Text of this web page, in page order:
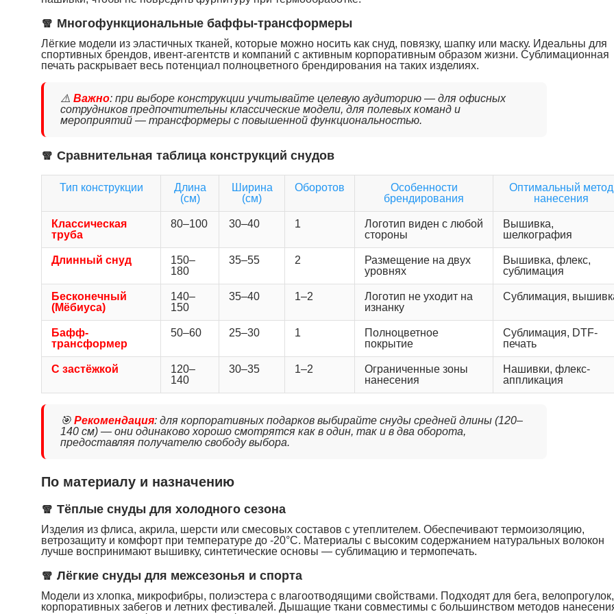
🧣 Многофункциональные баффы-трансформеры
Лёгкие модели из эластичных тканей, которые можно носить как снуд, повязку, шапку или маску. Идеальны для
спортивных брендов, ивент-агентств и компаний с активным корпоративным образом жизни. Сублимационная
печать раскрывает весь потенциал полноцветного брендирования на таких изделиях.
⚠️ Важно: при выборе конструкции учитывайте целевую аудиторию — для офисных
сотрудников предпочтительны классические модели, для полевых команд и
мероприятий — трансформеры с повышенной функциональностью.
🧣 Сравнительная таблица конструкций снудов
Тип конструкции
Длина
(см)
Ширина
(см)
Оборотов
Особенности
брендирования
Оптимальный метод
нанесения
Классическая
труба
80–100 30–40 1
Логотип виден с любой
стороны
Вышивка,
шелкография
Длинный снуд
150–
180
35–55 2
Размещение на двух
уровнях
Вышивка, флекс,
сублимация
Бесконечный
(Мёбиуса)
140–
150
35–40 1–2
Логотип не уходит на
изнанку
Сублимация,
Бафф-
трансформер
50–60 25–30 1
Полноцветное
покрытие
Сублимация, DTF-
печать
С застёжкой
120–
140
30–35 1–2
Ограниченные зоны
нанесения
Нашивки, флекс-
аппликация
🎯 Рекомендация: для корпоративных подарков выбирайте снуды средней длины (120–
140 см) — они одинаково хорошо смотрятся как в один, так и в два оборота,
предоставляя получателю свободу выбора.
По материалу и назначению
🧣 Тёплые снуды для холодного сезона
Изделия из флиса, акрила, шерсти или смесовых составов с утеплителем. Обеспечивают термоизоляцию,
ветрозащиту и комфорт при температуре до -20°C. Материалы с высоким содержанием натуральных волокон
лучше воспринимают вышивку, синтетические основы — сублимацию и термопечать.
🧣 Лёгкие снуды для межсезонья и спорта
Модели из хлопка, микрофибры, полиэстера с влагоотводящими свойствами. Подходят для бега, велопрогулок,
корпоративных забегов и летних фестивалей. Дышащие ткани совместимы с большинством методов